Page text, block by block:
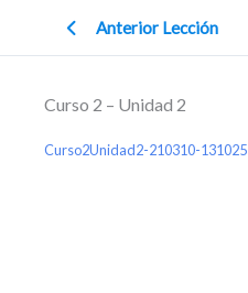
Anterior Lección
Curso 2 – Unidad 2
Curso2Unidad2-210310-131025